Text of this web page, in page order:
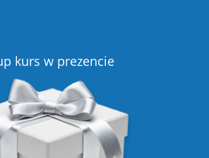
kurs w prezencie